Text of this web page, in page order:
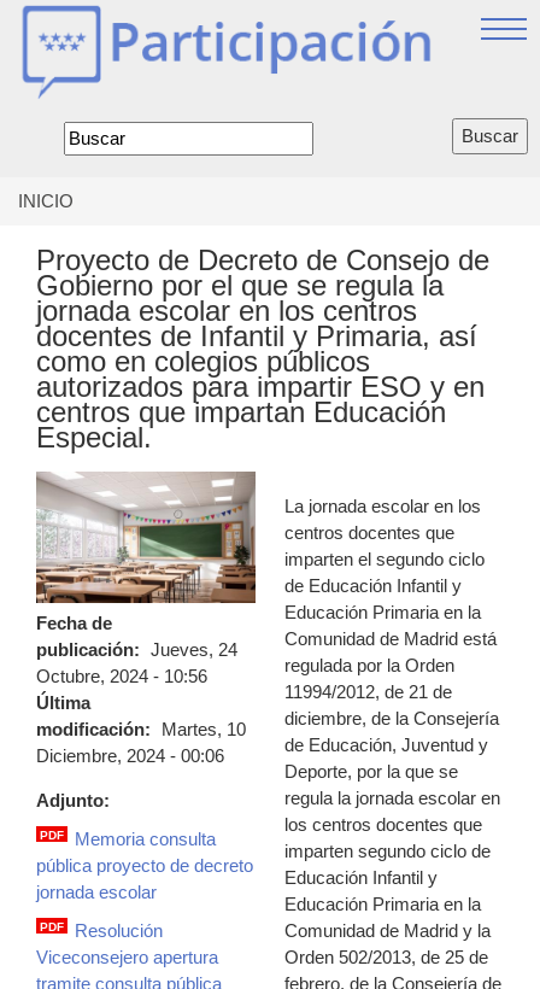
Jump
Formulario
de
encuentra
usted
aquí
INICIO
Proyecto de Decreto de Consejo de
Gobierno por el que se regula la
jornada escolar en los centros
docentes de Infantil y Primaria, así
como en colegios públicos
autorizados para impartir ESO y en
centros que impartan Educación
Especial.
Fecha de
publicación: Jueves, 24
Octubre, 2024 - 10:56
Última
modificación:
Martes, 10
Diciembre, 2024 - 00:06
Adjunto:
memoria.pdf
PDF
Memoria consulta
pública proyecto de decreto
jornada escolar
resolucion_viceconsejero.pdf
PDF
Resolución
Viceconsejero apertura
tramite consulta pública
La jornada escolar en los
centros docentes que
imparten el segundo ciclo
de Educación Infantil y
Educación Primaria en la
Comunidad de Madrid está
regulada por la Orden
11994/2012, de 21 de
diciembre, de la Consejería
de Educación, Juventud y
Deporte, por la que se
regula la jornada escolar en
los centros docentes que
imparten segundo ciclo de
Educación Infantil y
Educación Primaria en la
Comunidad de Madrid y la
Orden 502/2013, de 25 de
febrero, de la Consejería de